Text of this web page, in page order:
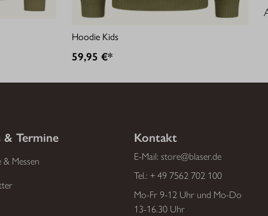
Hoodie Kids
59,95 €*
& Termine
& Messen
Kontakt
E-Mail: store@blaser.de
Tel.: + 49 7562 702 100
Mo-Fr 9-12 Uhr und Mo-Do
13-16.30 Uhr